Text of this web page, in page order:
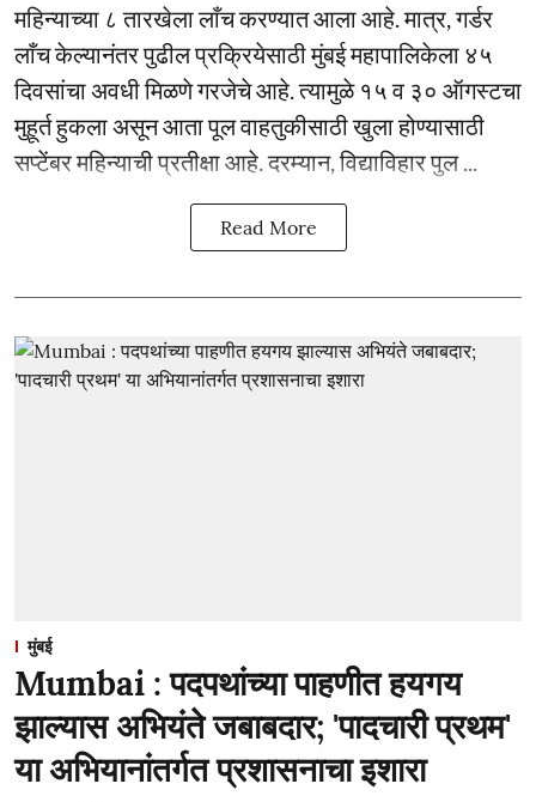
महिन्याच्या ८ तारखेला लाँच करण्यात आला आहे. मात्र, गर्डर
लाँच केल्यानंतर पुढील प्रक्रियेसाठी मुंबई महापालिकेला ४५
दिवसांचा अवधी मिळणे गरजेचे आहे. त्यामुळे १५ व ३० ऑगस्टचा
मुहूर्त हुकला असून आता पूल वाहतुकीसाठी खुला होण्यासाठी
सप्टेंबर महिन्याची प्रतीक्षा आहे. दरम्यान, विद्याविहार पुल ...
Read More
मुंबई
Mumbai : पदपथांच्या पाहणीत हयगय
झाल्यास अभियंते जबाबदार; 'पादचारी प्रथम'
या अभियानांतर्गत प्रशासनाचा इशारा